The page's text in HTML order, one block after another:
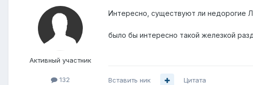
Активный участник
132
Интересно, существуют ли недорогие
было бы интересно такой железкой
Вставить ник Цитата